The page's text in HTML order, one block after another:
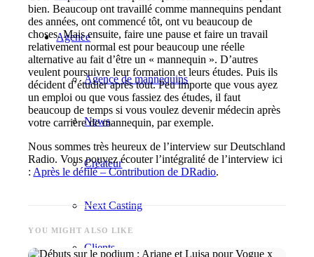
Agence
Agence de mannequins
News
Créateur
Next Casting
Clients
bien. Beaucoup ont travaillé comme mannequins pendant
des années, ont commencé tôt, ont vu beaucoup de
choses. Mais ensuite, faire une pause et faire un travail
relativement normal est pour beaucoup une réelle
alternative au fait d’être un « mannequin ». D’autres
veulent poursuivre leur formation et leurs études. Puis ils
décident d’étudier après tout. Peu importe que vous ayez
un emploi ou que vous fassiez des études, il faut
beaucoup de temps si vous voulez devenir médecin après
votre carrière de mannequin, par exemple.
Nous sommes très heureux de l’interview sur Deutschland
Radio. Vous pouvez écouter l’intégralité de l’interview ici
: Après le défilé – Contribution de DRadio.
YOU MIGHT ALSO LIKE